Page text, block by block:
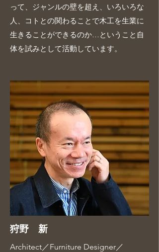
って、ジャンルの壁を超え、いろいろな
人、コトとの関わることで木工を生業に
生きることができるのか…ということ自
体を試みとして活動しています。
狩野 新
Architect／Furniture Designer／